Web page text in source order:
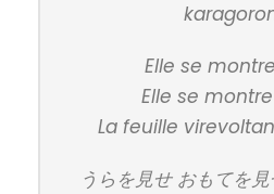
Elle se
Elle se
La feuille
うらを見せ おもてを